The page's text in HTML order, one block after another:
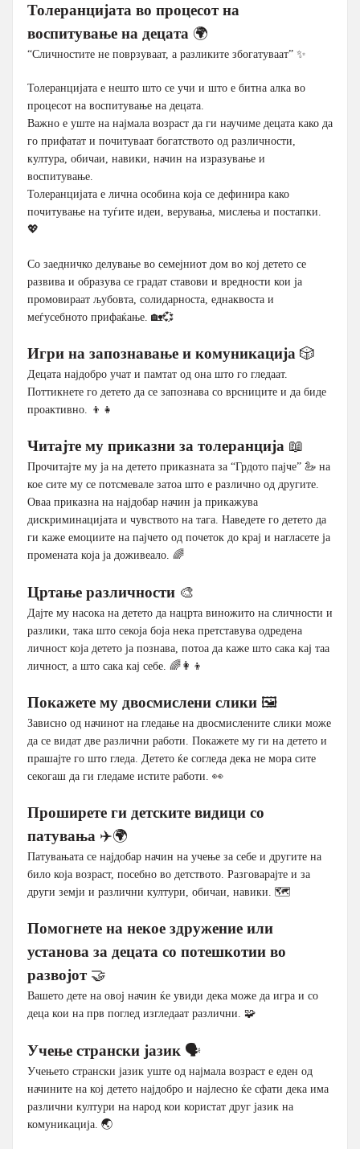
Толеранцијата во процесот на
воспитување на децата 🌍
“Сличностите не поврзуваат, а разликите збогатуваат” ✨
Толеранцијата е нешто што се учи и што е битна алка во
процесот на воспитување на децата.
Важно е уште на најмала возраст да ги научиме децата како да
го прифатат и почитуваат богатството од различности,
култура, обичаи, навики, начин на изразување и
воспитување.
Толеранцијата е лична особина која се дефинира како
почитување на туѓите идеи, верувања, мислења и постапки.
💖
Со заедничко делување во семејниот дом во кој детето се
развива и образува се градат ставови и вредности кои ја
промовираат љубовта, солидарноста, еднаквоста и
меѓусебното прифаќање. 🏡💞
Игри на запознавање и комуникација 🎲
Децата најдобро учат и памтат од она што го гледаат.
Поттикнете го детето да се запознава со врсниците и да биде
проактивно. 👦👧
Читајте му приказни за толеранција 📖
Прочитајте му ја на детето приказната за “Грдото пајче” 🦢 на
кое сите му се потсмевале затоа што е различно од другите.
Оваа приказна на најдобар начин ја прикажува
дискриминацијата и чувството на тага. Наведете го детето да
ги каже емоциите на пајчето од почеток до крај и нагласете ја
промената која ја доживеало. 🌈
Цртање различности🎨
Дајте му насока на детето да нацрта виножито на сличности и
разлики, така што секоја боја нека претставува одредена
личност која детето ја познава, потоа да каже што сака кај таа
личност, а што сака кај себе. 🌈👩‍👦
Покажете му двосмислени слики🖼️
Зависно од начинот на гледање на двосмислените слики може
да се видат две различни работи. Покажете му ги на детето и
прашајте го што гледа. Детето ќе согледа дека не мора сите
секогаш да ги гледаме истите работи. 👀
Проширете ги детските видици со
патувања ✈️🌍
Патувањата се најдобар начин на учење за себе и другите на
било која возраст, посебно во детството. Разговарајте и за
други земји и различни култури, обичаи, навики. 🗺️
Помогнете на некое здружение или
установа за децата со потешкотии во
развојот🤝
Вашето дете на овој начин ќе увиди дека може да игра и со
деца кои на прв поглед изгледаат различни. 🧩
Учење странски јазик🗣️
Учењето странски јазик уште од најмала возраст е еден од
начините на кој детето најдобро и најлесно ќе сфати дека има
различни култури на народ кои користат друг јазик на
комуникација. 🌏